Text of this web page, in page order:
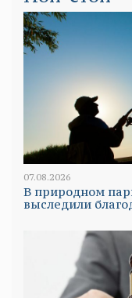
07.08.2026
В природном
выследили